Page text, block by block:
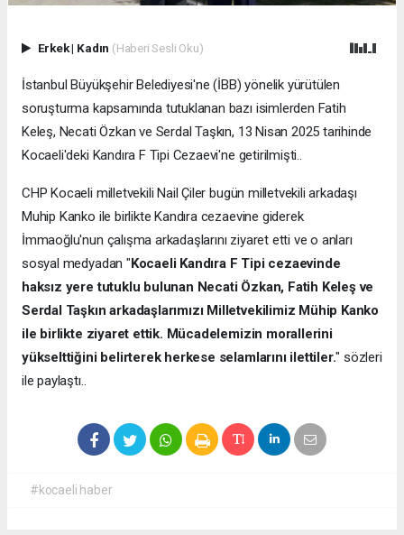
Erkek| Kadın (Haberi Sesli Oku)
İstanbul Büyükşehir Belediyesi'ne (İBB) yönelik yürütülen
soruşturma kapsamında tutuklanan bazı isimlerden Fatih
Keleş, Necati Özkan ve Serdal Taşkın, 13 Nisan 2025 tarihinde
Kocaeli'deki Kandıra F Tipi Cezaevi'ne getirilmişti..
CHP Kocaeli milletvekili Nail Çiler bugün milletvekili arkadaşı
Muhip Kanko ile birlikte Kandıra cezaevine giderek
İmmaoğlu'nun çalışma arkadaşlarını ziyaret etti ve o anları
sosyal medyadan "Kocaeli Kandıra F Tipi cezaevinde
haksız yere tutuklu bulunan Necati Özkan, Fatih Keleş ve
Serdal Taşkın arkadaşlarımızı Milletvekilimiz Mühip Kanko
ile birlikte ziyaret ettik. Mücadelemizin morallerini
yükselttiğini belirterek herkese selamlarını ilettiler." sözleri
ile paylaştı..
#kocaeli haber